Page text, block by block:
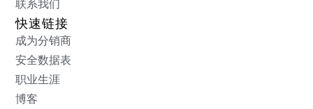
联系我们
快速链接
成为分销商
安全数据表
职业生涯
博客